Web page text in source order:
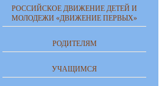
РОССИЙСКОЕ ДВИЖЕНИЕ ДЕТЕЙ И
МОЛОДЕЖИ «ДВИЖЕНИЕ ПЕРВЫХ»
РОДИТЕЛЯМ
УЧАЩИМСЯ